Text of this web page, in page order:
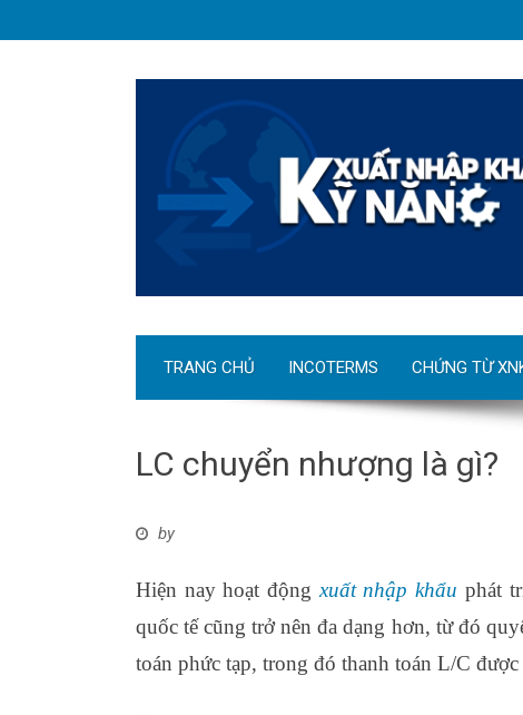
TRANG CHỦ INCOTERMS CHỨNG TỪ
LC chuyển nhượng là gì?
by
Hiện nay hoạt độngxuất nhập khẩu phát
quốc tế cũng trở nên đa dạng hơn, từ đó
toán phức tạp, trong đó thanh toán L/C